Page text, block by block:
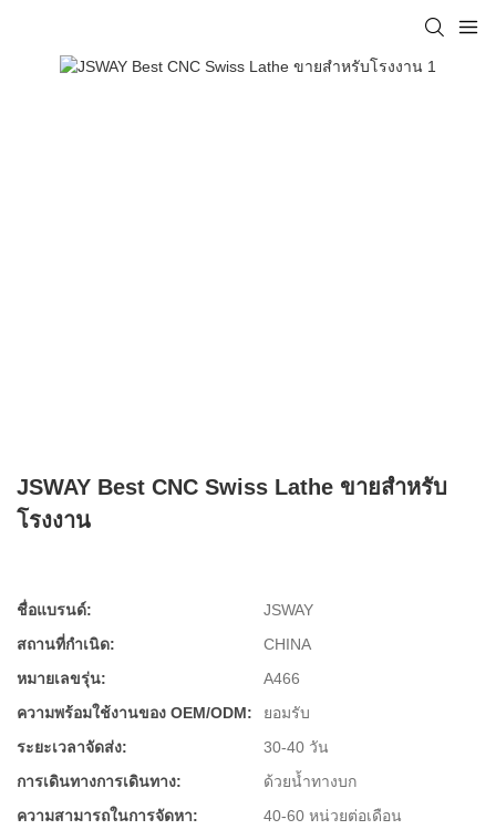
JSWAY Best CNC Swiss Lathe ขายสำหรับ
โรงงาน
ชื่อแบรนด์:
JSWAY
สถานที่กำเนิด:
CHINA
หมายเลขรุ่น:
A466
ความพร้อมใช้งานของ OEM/ODM:
ยอมรับ
ระยะเวลาจัดส่ง:
30-40 วัน
การเดินทางการเดินทาง:
ด้วยน้ำทางบก
ความสามารถในการจัดหา:
40-60 หน่วยต่อเดือน